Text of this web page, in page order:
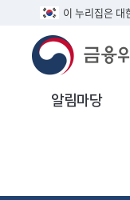
이 누리집은 대
알림마당